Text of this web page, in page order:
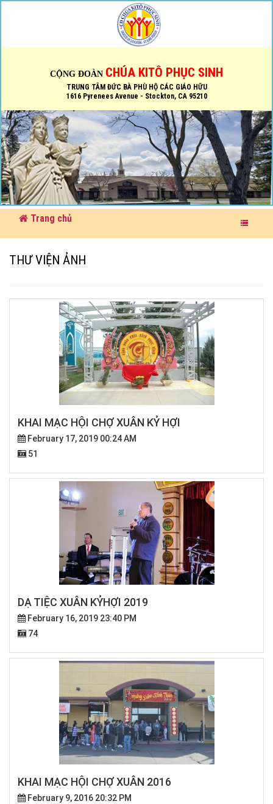
CỘNG ĐOÀN CHÚA KITÔ PHỤC SINH
TRUNG TÂM ĐỨC BÀ PHÙ HỘ CÁC GIÁO HỮU
1616 Pyrenees Avenue - Stockton, CA 95210
Trang chủ
THƯ VIỆN ẢNH
KHAI MẠC HỘI CHỢ XUÂN KỶ HỢI
February 17, 2019 00:24 AM
51
DẠ TIỆC XUÂN KỶHỢI 2019
February 16, 2019 23:40 PM
74
KHAI MẠC HỘI CHỢ XUÂN 2016
February 9, 2016 20:32 PM